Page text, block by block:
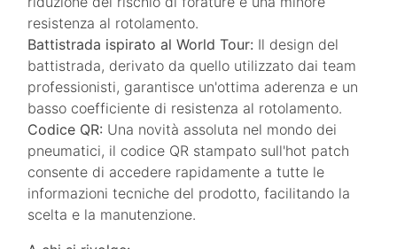
resistenza al rotolamento.
Battistrada ispirato al World Tour: Il design del
battistrada, derivato da quello utilizzato dai team
professionisti, garantisce un'ottima aderenza e un
basso coefficiente di resistenza al rotolamento.
Codice QR: Una novità assoluta nel mondo dei
pneumatici, il codice QR stampato sull'hot patch
consente di accedere rapidamente a tutte le
informazioni tecniche del prodotto, facilitando la
scelta e la manutenzione.